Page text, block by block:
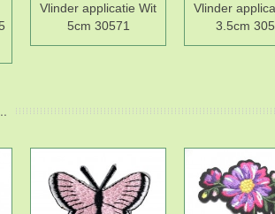
Vlinder applicatie Wit
5cm 30571
Vlinder
3.5cm